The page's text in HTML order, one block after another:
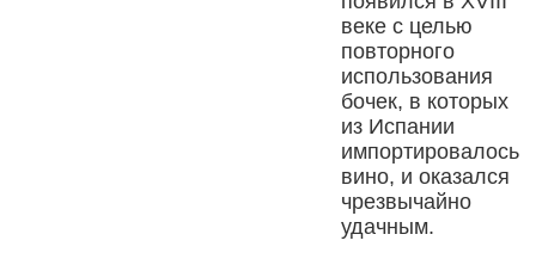
веке с целью
повторного
использования
бочек, в которых
из Испании
импортировалось
вино, и оказался
чрезвычайно
удачным.